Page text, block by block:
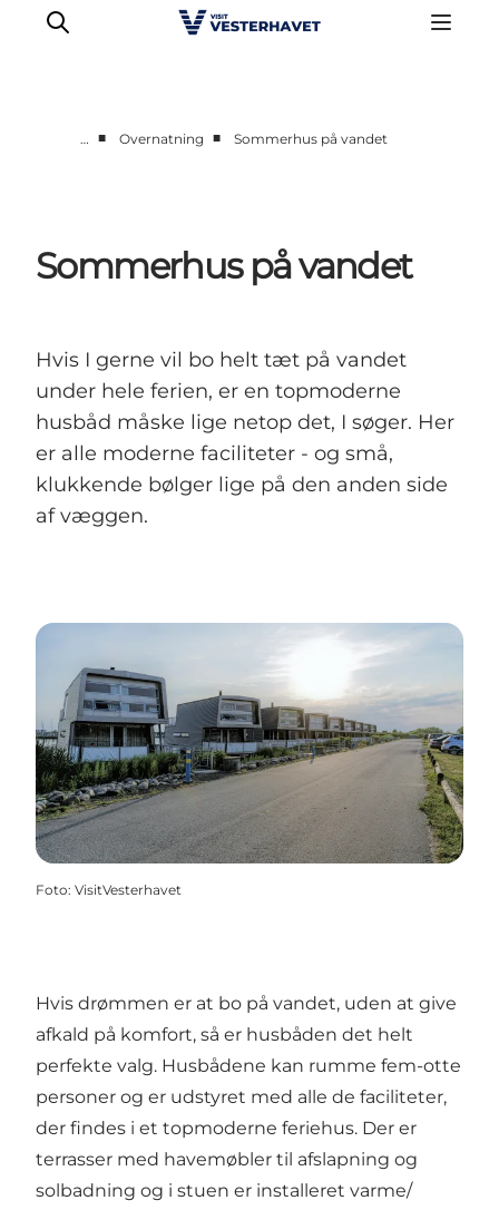
Vores Byer
Mad & Overnatning
Planlæg din ferie
… ■ Overnatning ■ Sommerhus på vandet
Sommerhus på vandet
Hvis I gerne vil bo helt tæt på vandet
under hele ferien, er en topmoderne
husbåd måske lige netop det, I søger. Her
er alle moderne faciliteter - og små,
klukkende bølger lige på den anden side
af væggen.
Foto: VisitVesterhavet
Hvis drømmen er at bo på vandet, uden at give
afkald på komfort, så er husbåden det helt
perfekte valg. Husbådene kan rumme fem-otte
personer og er udstyret med alle de faciliteter,
der findes i et topmoderne feriehus. Der er
terrasser med havemøbler til afslapning og
solbadning og i stuen er installeret varme/